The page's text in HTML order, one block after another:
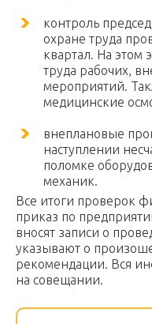
контроль
охране труда
квартал. На этом
труда рабочих,
мероприятий.
медицинские
внеплановые
наступлении
поломке
механик.
Все итоги проверок
приказ по
вносят записи о
указывают о
рекомендации. Вся
на совещании.